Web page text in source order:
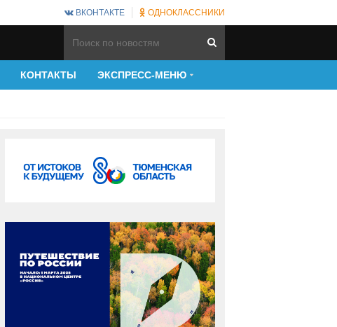
ВКОНТАКТЕ ОДНОКЛАССНИКИ
КОНТАКТЫ ЭКСПРЕСС-МЕНЮ